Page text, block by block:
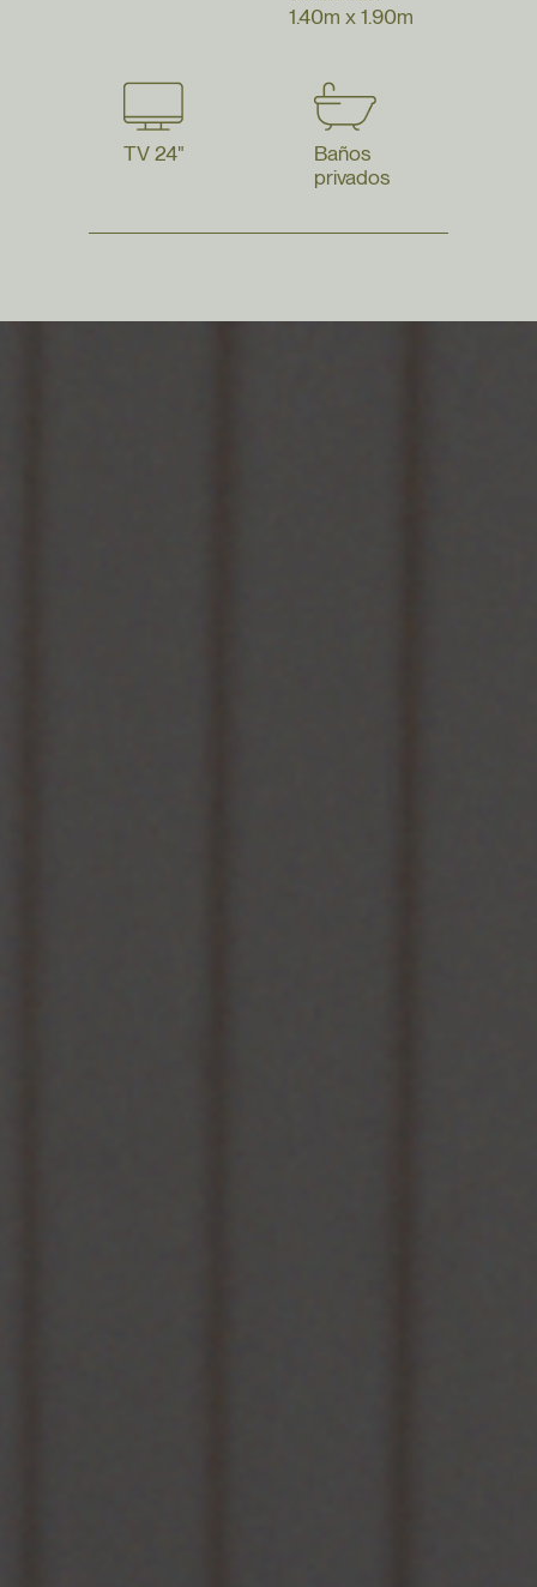
1.40m x 1.90m
TV 24"
Baños
privados